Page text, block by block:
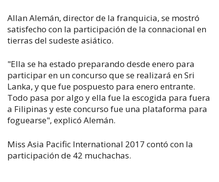
Allan Alemán, director de la franquicia, se mostró
satisfecho con la participación de la connacional en
tierras del sudeste asiático.
"Ella se ha estado preparando desde enero para
participar en un concurso que se realizará en Sri
Lanka, y que fue pospuesto para enero entrante.
Todo pasa por algo y ella fue la escogida para fuera
a Filipinas y este concurso fue una plataforma para
foguearse", explicó Alemán.
Miss Asia Pacific International 2017 contó con la
participación de 42 muchachas.